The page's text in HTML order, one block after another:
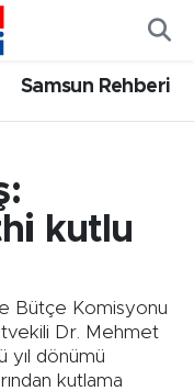
Samsun Rehberi
kutlu
Bütçe Komisyonu
Dr. Mehmet
yıl dönümü
kutlama
Fikstür